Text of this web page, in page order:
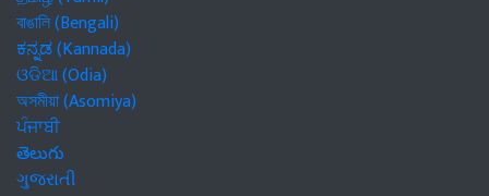
বাঙালি (Bengali)
ಕನ್ನಡ (Kannada)
ଓଡିଆ (Odia)
অসমীয়া (Asomiya)
ਪੰਜਾਬੀ
తెలుగు
ગુજરાતી